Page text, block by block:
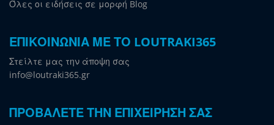
Όλες οι ειδήσεις σε μορφή Blog
ΕΠΙΚΟΙΝΩΝΙΑ ΜΕ ΤΟ LOUTRAKI365
Στείλτε μας την άποψη σας
info@loutraki365.gr
ΠΡΟΒΑΛΕΤΕ ΤΗΝ ΕΠΙΧΕΙΡΗΣΗ ΣΑΣ